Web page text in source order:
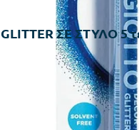
ΣΕ ΣΤΥΛΟ 5